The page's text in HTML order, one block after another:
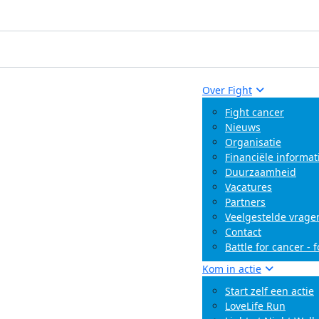
Over Fight
Fight cancer
Nieuws
Organisatie
Financiële
Duurzaamheid
Vacatures
Partners
Veelgestelde
Contact
Battle for cancer -
Kom in actie
Start zelf een actie
LoveLife Run